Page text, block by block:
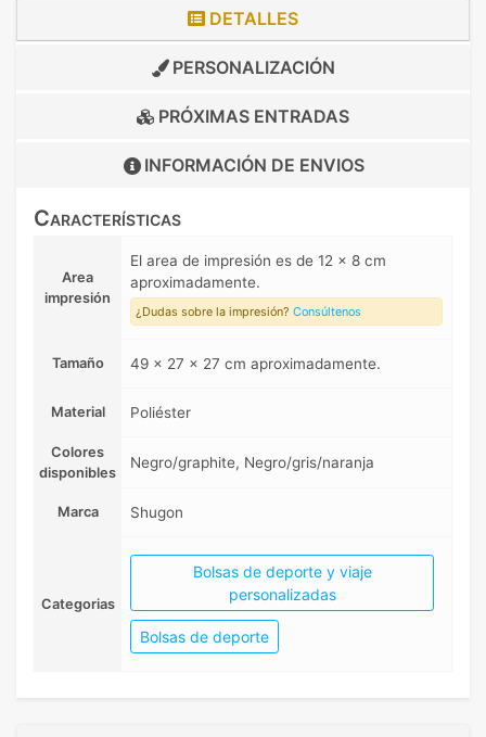
DETALLES
PERSONALIZACIÓN
PRÓXIMAS ENTRADAS
INFORMACIÓN DE ENVIOS
Características
Area
impresión
El area de impresión es de 12 x 8 cm
aproximadamente.
¿Dudas sobre la impresión? Consúltenos
Tamaño 49 x 27 x 27 cm aproximadamente.
Material Poliéster
Colores
disponibles
Negro/graphite, Negro/gris/naranja
Marca Shugon
Categorias
Bolsas de deporte y viaje
personalizadas
Bolsas de deporte